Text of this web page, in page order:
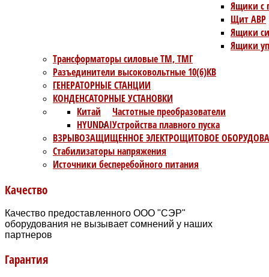
Ящики с
Щит АВР
Ящики
Ящики
Трансформаторы силовые ТМ, ТМГ
Разъединители высоковольтные 10(6)КВ
ГЕНЕРАТОРНЫЕ СТАНЦИИ
КОНДЕНСАТОРНЫЕ УСТАНОВКИ
Частотные преобразователи
Китай
HYUNDAIУстройства плавного пуска
ВЗРЫВОЗАЩИЩЕННОЕ ЭЛЕКТРОЩИТОВОЕ
Стабилизаторы напряжения
Источники бесперебойного питания
Качество
Качество предоставленного ООО "СЭР"
оборудования не вызывает сомнений у наших
партнеров
Гарантия